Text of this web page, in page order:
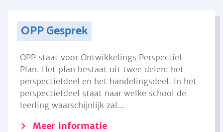
OPP Gesprek
OPP staat voor Ontwikkelings Perspectief
Plan. Het plan bestaat uit twee delen: het
perspectiefdeel en het handelingsdeel. In het
perspectiefdeel staat naar welke school de
leerling waarschijnlijk zal...
Meer informatie